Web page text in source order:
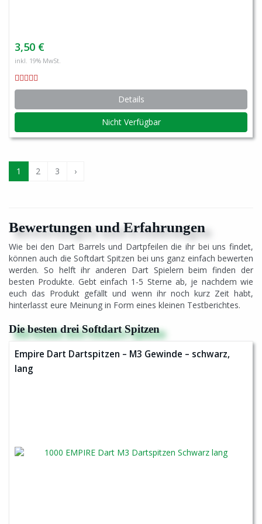
3,50 €
inkl. 19% MwSt.
Details
Nicht Verfügbar
1 2 3 ›
Bewertungen und Erfahrungen
Wie bei den Dart Barrels und Dartpfeilen die ihr bei uns findet,
können auch die Softdart Spitzen bei uns ganz einfach bewerten
werden. So helft ihr anderen Dart Spielern beim finden der
besten Produkte. Gebt einfach 1-5 Sterne ab, je nachdem wie
euch das Produkt gefällt und wenn ihr noch kurz Zeit habt,
hinterlasst eure Meinung in Form eines kleinen Testberichtes.
Die besten drei Softdart Spitzen
Empire Dart Dartspitzen – M3 Gewinde – schwarz,
lang